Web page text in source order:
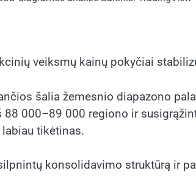
veiksmų kainų pokyčiai
šalia žemesnio diapazono
000–89 000 regiono ir
tikėtinas.
konsolidavimo struktūrą ir